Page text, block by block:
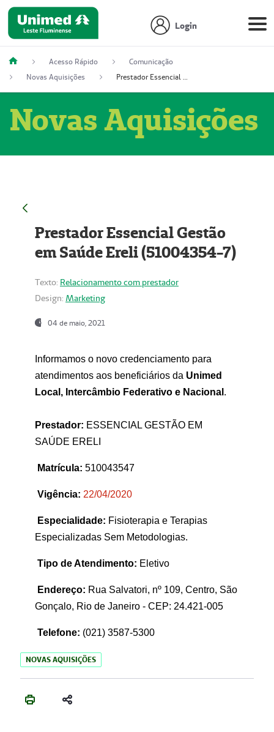
Login
Acesso Rápido
Comunicação
Novas Aquisições
Prestador Essencial Gestão em Saúde Ereli (51004354-7)
Novas Aquisições
Prestador Essencial Gestão
em Saúde Ereli (51004354-7)
Texto: Relacionamento com prestador
Design: Marketing
04 de maio, 2021
Informamos o novo credenciamento para
atendimentos aos beneficiários da Unimed
Local, Intercâmbio Federativo e Nacional .
Prestador: ESSENCIAL GESTÃO EM
SAÚDE ERELI
Matrícula: 510043547
Vigência: 22/04/2020
Especialidade: Fisioterapia e Terapias
Especializadas Sem Metodologias.
Tipo de Atendimento: Eletivo
Endereço: Rua Salvatori, nº 109, Centro, São
Gonçalo, Rio de Janeiro - CEP: 24.421-005
Telefone: (021) 3587-5300
NOVAS AQUISIÇÕES